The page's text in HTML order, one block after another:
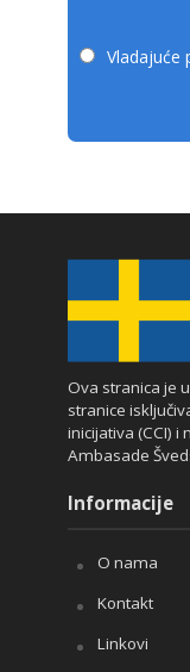
Vladajuće
Ova stranica je
stranice
inicijativa (CCI)
Ambasade
Informacije
O nama
Kontakt
Linkovi